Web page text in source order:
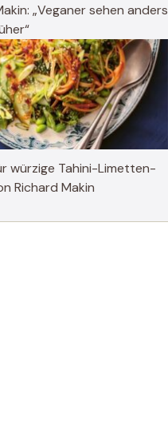
„Veganer sehen anders
würzige Tahini-Limetten-
Richard Makin